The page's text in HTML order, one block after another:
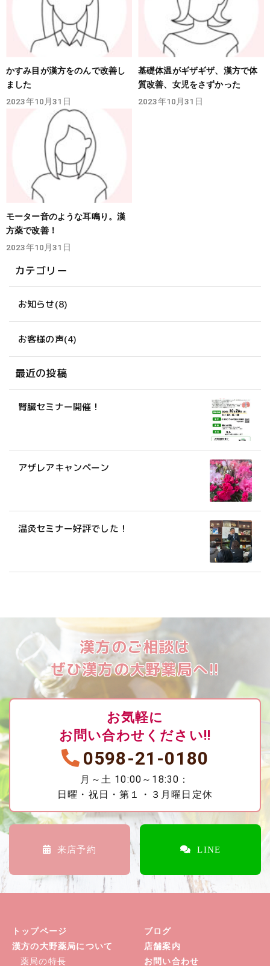
かすみ目が漢方をのんで改善し
ました
2023年10月31日
基礎体温がギザギザ、漢方で体
質改善、女児をさずかった
2023年10月31日
モーター音のような耳鳴り。漢
方薬で改善！
2023年10月31日
カテゴリー
お知らせ(8)
お客様の声(4)
最近の投稿
腎臓セミナー開催！
アザレアキャンペーン
温灸セミナー好評でした！
漢方のご相談は
ぜひ漢方の大野薬局へ!!
お気軽に
お問い合わせください!!
0598-21-0180
月～土 10:00～18:30：
日曜・祝日・第１・３月曜日定休
来店予約 LINE
トップページ
漢方の大野薬局について
薬局の特長
ブログ
店舗案内
お問い合わせ